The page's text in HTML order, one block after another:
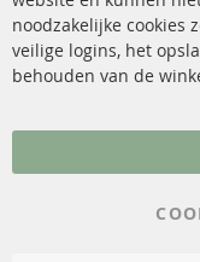
sensoren
FAQ
noodzakelijke cookies
veilige logins, het
behouden van de